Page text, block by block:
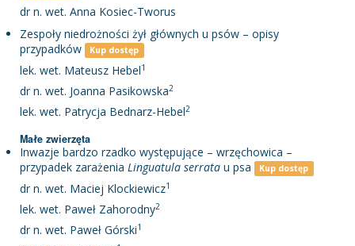
dr n. wet. Anna Kosiec-Tworus
Zespoły niedrożności żył głównych u psów – opisy
przypadków
Kup dostęp
lek. wet. Mateusz Hebel1
dr n. wet. Joanna Pasikowska2
lek. wet. Patrycja Bednarz-Hebel2
Małe zwierzęta
Inwazje bardzo rzadko występujące – wrzęchowica –
przypadek zarażenia Linguatula serrata u psa Kup dostęp
dr n. wet. Maciej Klockiewicz1
lek. wet. Paweł Zahorodny2
dr n. wet. Paweł Górski1